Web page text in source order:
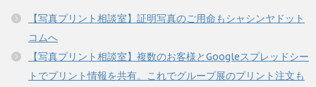
【写真プリント相談室】証明写真のご用命もシャシンヤドット
コムへ
【写真プリント相談室】複数のお客様とGoogleスプレッドシー
トでプリント情報を共有。これでグループ展のプリント注文も